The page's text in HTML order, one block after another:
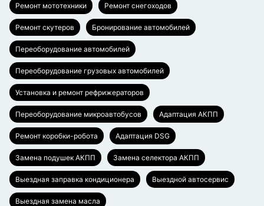
Ремонт мототехники Ремонт снегоходов
Ремонт скутеров Бронирование автомобилей
Переоборудование автомобилей
Переоборудование грузовых автомобилей
Установка и ремонт рефрижераторов
Переоборудование микроавтобусов Адаптация АКПП
Ремонт коробки-робота Адаптация DSG
Замена подушек АКПП Замена селектора АКПП
Выездная заправка кондиционера Выездной автосервис
Выездная замена масла